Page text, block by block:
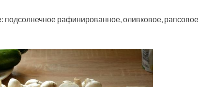
рафинированное, оливковое, рапсовое,